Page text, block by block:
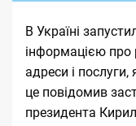
В Україні
інформацією про
адреси і
це повідомив
президента